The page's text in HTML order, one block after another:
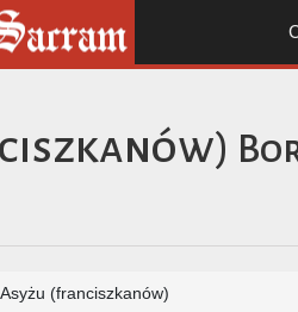
(franciszkanów)